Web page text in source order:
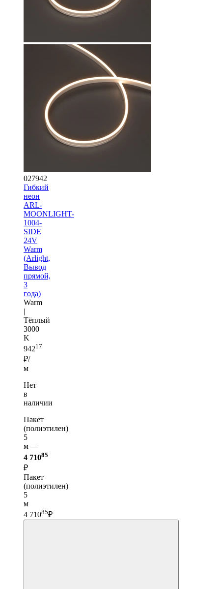
027942
Гибкий
неон
ARL-
MOONLIGHT-
1004-
SIDE
24V
Warm
(Arlight,
Вывод
прямой,
3
года)
Warm
|
Тёплый
3000
K
94217
₽/
м
Нет
в
наличии
Пакет
(полиэтилен)
5
м —
4 71085
₽
Пакет
(полиэтилен)
5
м
4 71085₽